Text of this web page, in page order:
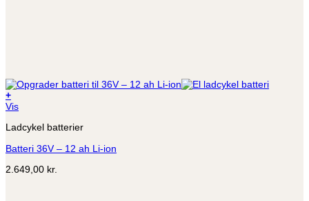
+
Vis
Ladcykel batterier
Batteri 36V – 12 ah Li-ion
2.649,00 kr.